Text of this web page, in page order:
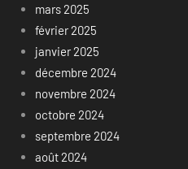
mars 2025
février 2025
janvier 2025
décembre 2024
novembre 2024
octobre 2024
septembre 2024
août 2024